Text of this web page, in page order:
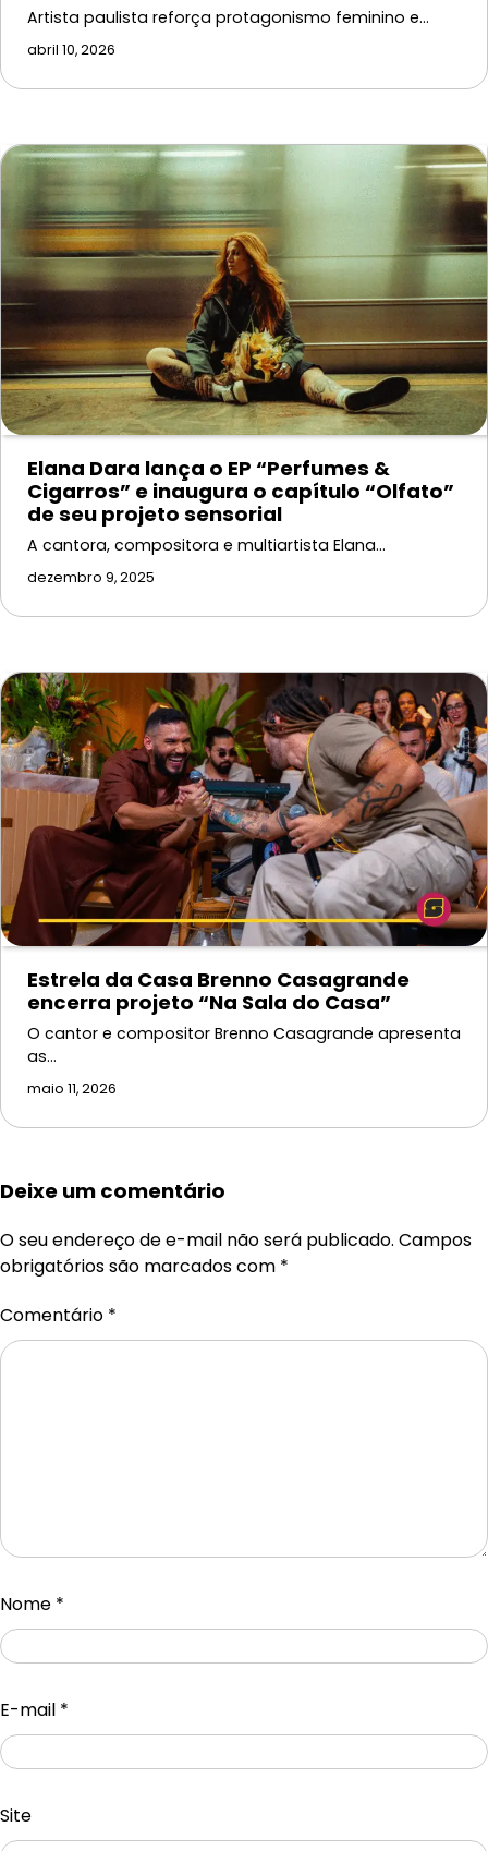
Artista paulista reforça protagonismo feminino e…
abril 10, 2026
Elana Dara lança o EP “Perfumes &
Cigarros” e inaugura o capítulo “Olfato”
de seu projeto sensorial
A cantora, compositora e multiartista Elana…
dezembro 9, 2025
Estrela da Casa Brenno Casagrande
encerra projeto “Na Sala do Casa”
O cantor e compositor Brenno Casagrande apresenta
as…
maio 11, 2026
Deixe um comentário
O seu endereço de e-mail não será publicado. Campos
obrigatórios são marcados com *
Comentário *
Nome *
E-mail *
Site